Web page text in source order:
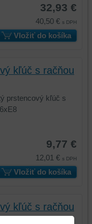
32,93 €
40,50 € s DPH
Vložiť do košíka
kľúč s račňou
prstencový kľúč s
9,77 €
12,01 € s DPH
Vložiť do košíka
kľúč s račňou